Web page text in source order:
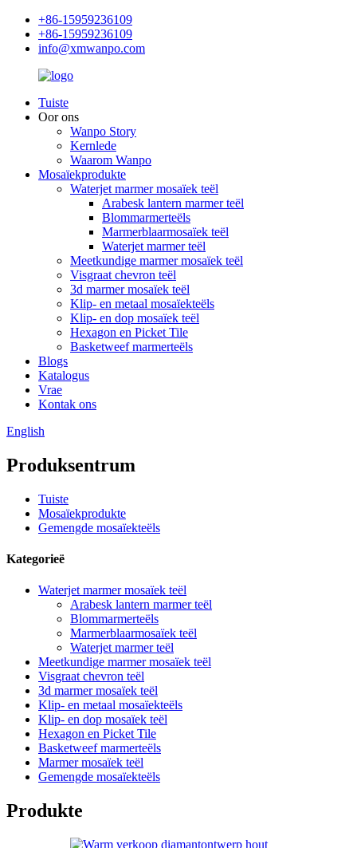
+86-15959236109
+86-15959236109
info@xmwanpo.com
Tuiste
Oor ons
Wanpo Story
Kernlede
Waarom Wanpo
Mosaïekprodukte
Waterjet marmer mosaïek teël
Arabesk lantern marmer teël
Blommarmerteëls
Marmerblaarmosaïek teël
Waterjet marmer teël
Meetkundige marmer mosaïek teël
Visgraat chevron teël
3d marmer mosaïek teël
Klip- en metaal mosaïekteëls
Klip- en dop mosaïek teël
Hexagon en Picket Tile
Basketweef marmerteëls
Blogs
Katalogus
Vrae
Kontak ons
English
Produksentrum
Tuiste
Mosaïekprodukte
Gemengde mosaïekteëls
Kategorieë
Waterjet marmer mosaïek teël
Arabesk lantern marmer teël
Blommarmerteëls
Marmerblaarmosaïek teël
Waterjet marmer teël
Meetkundige marmer mosaïek teël
Visgraat chevron teël
3d marmer mosaïek teël
Klip- en metaal mosaïekteëls
Klip- en dop mosaïek teël
Hexagon en Picket Tile
Basketweef marmerteëls
Marmer mosaïek teël
Gemengde mosaïekteëls
Produkte